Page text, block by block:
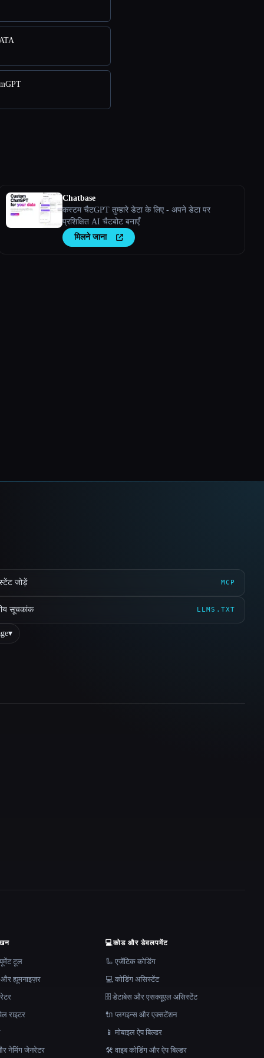
Chatbase
कस्टम चैटGPT तुम्हारे डेटा के लिए - अपने डेटा पर
प्रशिक्षित AI चैटबोट बनाएँ
मिलने जाना
जोड़ें MCP
सूचकांक LLMS.TXT
▾
टूल
ह्यूमनाइज़र
राइटर
नेमिंग जेनरेटर
💻कोड और डेवलपमेंट
🦾 एजेंटिक कोडिंग
💻 कोडिंग असिस्टेंट
🗄️ डेटाबेस और एसक्यूएल असिस्टेंट
🔌 प्लगइन्स और एक्सटेंशन
📱 मोबाइल ऐप बिल्डर
🛠️ वाइब कोडिंग और ऐप बिल्डर